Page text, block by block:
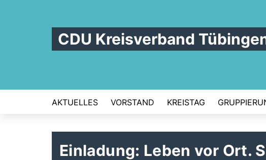
CDU Kreisverband
AKTUELLES VORSTAND KREISTAG
Einladung: Leben vor Ort.